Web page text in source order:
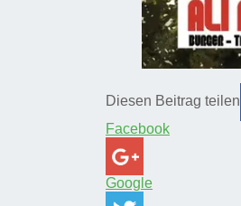
Diesen Beitrag teilen
Facebook
Google